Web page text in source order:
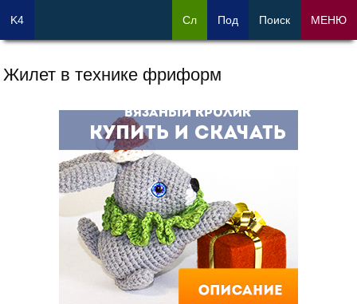
Жилет в технике фриформ
K4 Сл Под Поиск МЕНЮ